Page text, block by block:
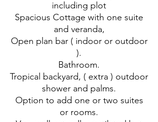
including plot
Spacious Cottage with one suite
and veranda,
Open plan bar ( indoor or outdoor
).
Bathroom.
Tropical backyard, ( extra ) outdoor
shower and palms.
Option to add one or two suites
or rooms.